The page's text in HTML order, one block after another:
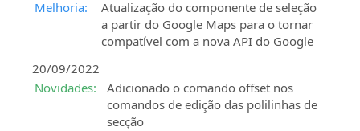
Melhoria:
Atualização do componente de seleção
a partir do Google Maps para o tornar
compatível com a nova API do Google
20/09/2022
Novidades:
Adicionado o comando offset nos
comandos de edição das polilinhas de
secção